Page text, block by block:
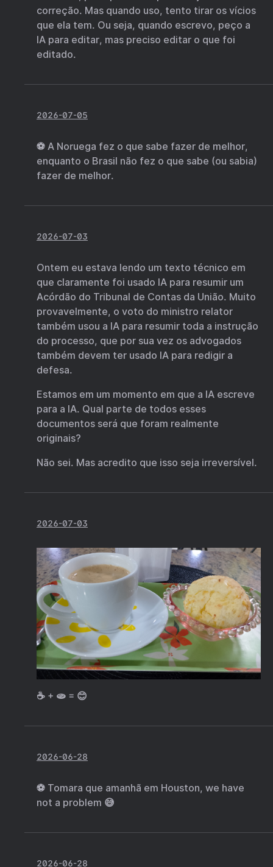
correção. Mas quando uso, tento tirar os vícios
que ela tem. Ou seja, quando escrevo, peço a
IA para editar, mas preciso editar o que foi
editado.
2026-07-05
⚽ A Noruega fez o que sabe fazer de melhor,
enquanto o Brasil não fez o que sabe (ou sabia)
fazer de melhor.
2026-07-03
Ontem eu estava lendo um texto técnico em
que claramente foi usado IA para resumir um
Acórdão do Tribunal de Contas da União. Muito
provavelmente, o voto do ministro relator
também usou a IA para resumir toda a instrução
do processo, que por sua vez os advogados
também devem ter usado IA para redigir a
defesa.
Estamos em um momento em que a IA escreve
para a IA. Qual parte de todos esses
documentos será que foram realmente
originais?
Não sei. Mas acredito que isso seja irreversível.
2026-07-03
☕ + 🫓 = 😊
2026-06-28
⚽ Tomara que amanhã em Houston, we have
not a problem 😅
2026-06-28